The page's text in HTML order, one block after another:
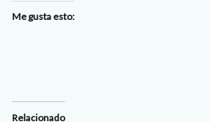
Me gusta esto:
Relacionado